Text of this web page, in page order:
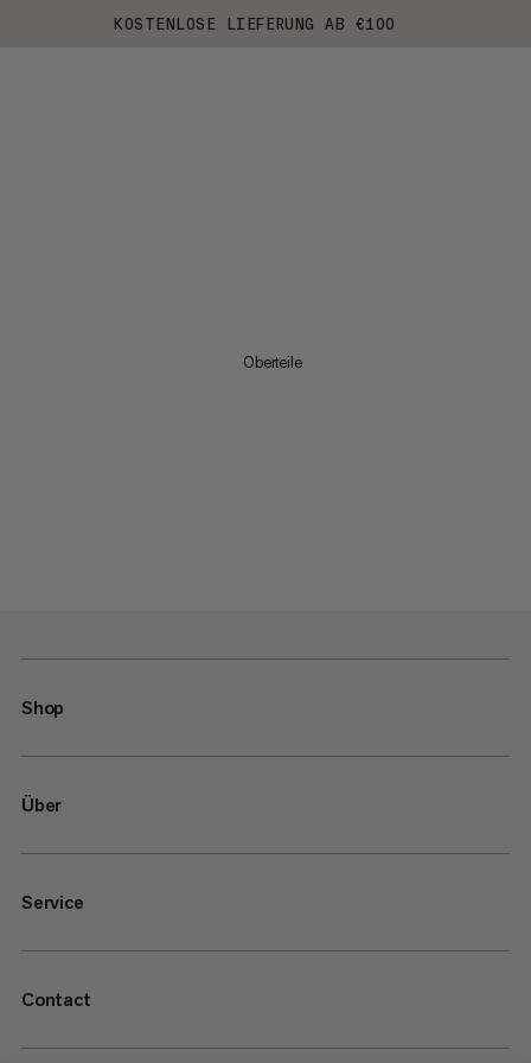
KOSTENLOSE LIEFERUNG AB €100
Oberteile
Shop
Über
Service
Contact